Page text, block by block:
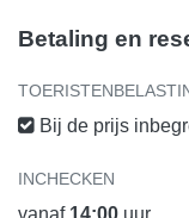
Betaling en
Bij de prijs
INCHECKEN
vanaf 14:00 uur